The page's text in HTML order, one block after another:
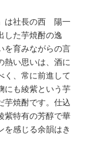
は社長の西 陽一
した芋焼酎の逸
を育みながらの言
熱い思いは、酒に
く、常に前進して
も綾紫という芋
芋焼酎です。仕込
紫特有の芳醇で華
を感じる余韻はき